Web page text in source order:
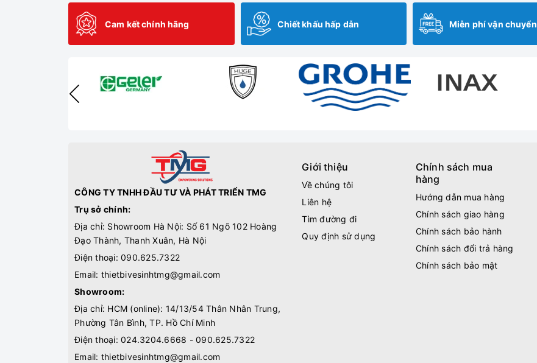
Cam kết chính hãng Chiết khấu hấp dẫn Miễn phí vận chuyển
CÔNG TY TNHH ĐẦU TƯ VÀ PHÁT TRIỂN TMG
Trụ sở chính:
Địa chỉ: Showroom Hà Nội: Số 61 Ngõ 102 Hoàng
Đạo Thành, Thanh Xuân, Hà Nội
Điện thoại: 090.625.7322
Email: thietbivesinhtmg@gmail.com
Showroom:
Địa chỉ: HCM (online): 14/13/54 Thân Nhân Trung,
Phường Tân Bình, TP. Hồ Chí Minh
Điện thoại: 024.3204.6668 - 090.625.7322
Email: thietbivesinhtmg@gmail.com
Giới thiệu
Về chúng tôi
Liên hệ
Tìm đường đi
Quy định sử dụng
Chính sách mua
hàng
Hướng dẫn mua hàng
Chính sách giao hàng
Chính sách bảo hành
Chính sách đổi trả hàng
Chính sách bảo mật